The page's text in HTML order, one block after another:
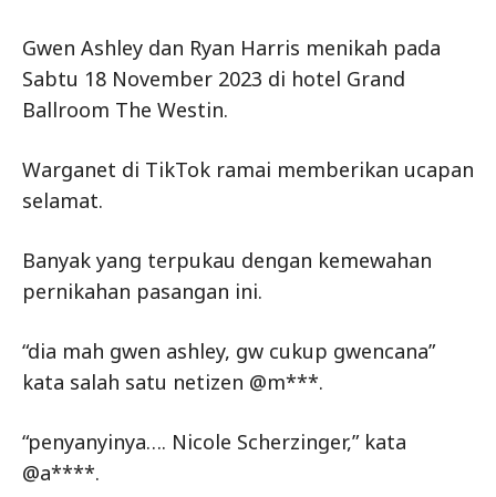
Gwen Ashley dan Ryan Harris menikah pada
Sabtu 18 November 2023 di hotel Grand
Ballroom The Westin.
Warganet di TikTok ramai memberikan ucapan
selamat.
Banyak yang terpukau dengan kemewahan
pernikahan pasangan ini.
“dia mah gwen ashley, gw cukup gwencana”
kata salah satu netizen @m***.
“penyanyinya…. Nicole Scherzinger,” kata
@a****.